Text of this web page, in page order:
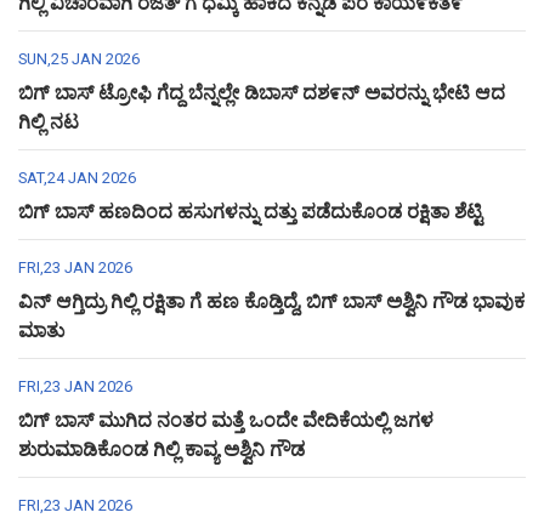
SUN,25 JAN 2026
ಬಿಗ್ ಬಾಸ್ ಟ್ರೋಫಿ ಗೆದ್ದ ಬೆನ್ನಲ್ಲೇ ಡಿಬಾಸ್ ದಶ೯ನ್ ಅವರನ್ನು ಭೇಟಿ ಆದ
ಗಿಲ್ಲಿ ನಟ
SAT,24 JAN 2026
ಬಿಗ್ ಬಾಸ್ ಹಣದಿಂದ ಹಸುಗಳನ್ನು ದತ್ತು ಪಡೆದುಕೊಂಡ ರಕ್ಷಿತಾ ಶೆಟ್ಟಿ
FRI,23 JAN 2026
ವಿನ್ ಆಗ್ತಿದ್ರು ಗಿಲ್ಲಿ ರಕ್ಷಿತಾ ಗೆ ಹಣ ಕೊಡ್ತಿದ್ದೆ, ಬಿಗ್ ಬಾಸ್ ಅಶ್ವಿನಿ ಗೌಡ ಭಾವುಕ
ಮಾತು
FRI,23 JAN 2026
ಬಿಗ್ ಬಾಸ್ ಮುಗಿದ ನಂತರ ಮತ್ತೆ ಒಂದೇ ವೇದಿಕೆಯಲ್ಲಿ ಜಗಳ
ಶುರುಮಾಡಿಕೊಂಡ ಗಿಲ್ಲಿ ಕಾವ್ಯ ಅಶ್ವಿನಿ ಗೌಡ
FRI,23 JAN 2026